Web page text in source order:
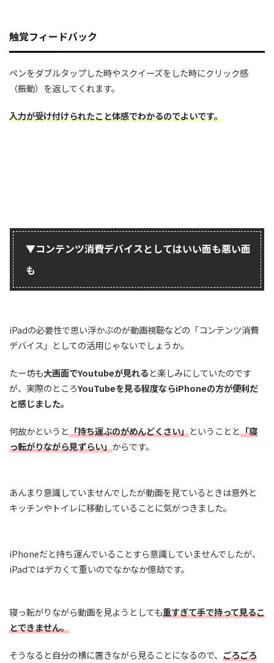
触覚フィードバック
ペンをダブルタップした時やスクイーズをした時にクリック感
（振動）を返してくれます。
入力が受け付けられたこと体感でわかるのでよいです。
▼コンテンツ消費デバイスとしてはいい面も悪い面
も
iPadの必要性で思い浮かぶのが動画視聴などの「コンテンツ消費
デバイス」としての活用じゃないでしょうか。
たー坊も大画面でYoutubeが見れると楽しみにしていたのです
が、実際のところYouTubeを見る程度ならiPhoneの方が便利だ
と感じました。
何故かというと「持ち運ぶのがめんどくさい」ということと「寝
っ転がりながら見ずらい」からです。
あんまり意識していませんでしたが動画を見ているときは意外と
キッチンやトイレに移動していることに気がつきました。
iPhoneだと持ち運んでいることすら意識していませんでしたが、
iPadではデカくて重いのでなかなか億劫です。
寝っ転がりながら動画を見ようとしても重すぎて手で持って見るこ
とできません。
そうなると自分の横に置きながら見ることになるので、 ごろごろ